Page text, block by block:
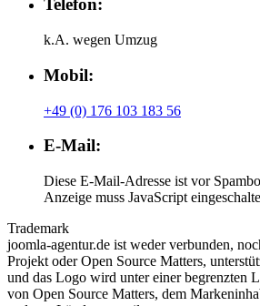
Telefon:
k.A. wegen Umzug
Mobil:
+49 (0) 176 103 183 56
E-Mail:
Diese E-Mail-Adresse ist vor
Anzeige muss JavaScript
Trademark
joomla-agentur.de ist weder verbunden,
Projekt oder Open Source Matters,
und das Logo wird unter einer begrenzten
von Open Source Matters, dem